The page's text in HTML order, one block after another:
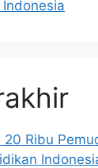
Ribu